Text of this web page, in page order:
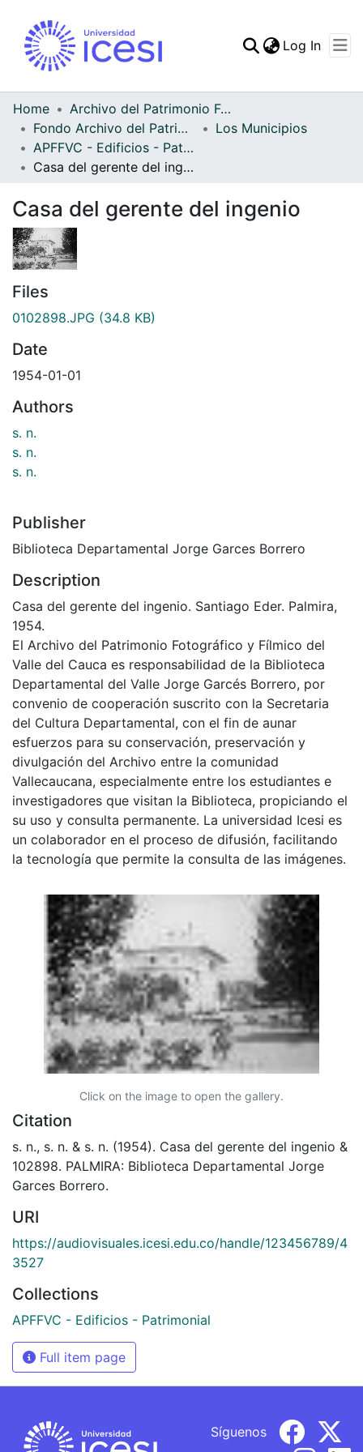
Statistics
Log In
Home
Archivo del Patrimonio Fotográfico y Fílmico del Valle del Cauca
Fondo Archivo del Patrimonio Fotográfico y Fílmico del Valle del Cauca
Los Municipios
APFFVC - Edificios - Patrimonial
Casa del gerente del ingenio
Casa del gerente del ingenio
Files
0102898.JPG (34.8 KB)
Date
1954-01-01
Authors
s. n.
s. n.
s. n.
Publisher
Biblioteca Departamental Jorge Garces Borrero
Description
Casa del gerente del ingenio. Santiago Eder. Palmira,
1954.
El Archivo del Patrimonio Fotográfico y Fílmico del
Valle del Cauca es responsabilidad de la Biblioteca
Departamental del Valle Jorge Garcés Borrero, por
convenio de cooperación suscrito con la Secretaria
del Cultura Departamental, con el fin de aunar
esfuerzos para su conservación, preservación y
divulgación del Archivo entre la comunidad
Vallecaucana, especialmente entre los estudiantes e
investigadores que visitan la Biblioteca, propiciando el
su uso y consulta permanente. La universidad Icesi es
un colaborador en el proceso de difusión, facilitando
la tecnología que permite la consulta de las imágenes.
Click on the image to open the gallery.
Citation
s. n., s. n. & s. n. (1954). Casa del gerente del ingenio &
102898. PALMIRA: Biblioteca Departamental Jorge
Garces Borrero.
URI
https://audiovisuales.icesi.edu.co/handle/123456789/4
3527
Collections
APFFVC - Edificios - Patrimonial
Full item page
Síguenos